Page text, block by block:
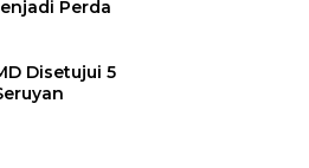
Perda
Disetujui 5